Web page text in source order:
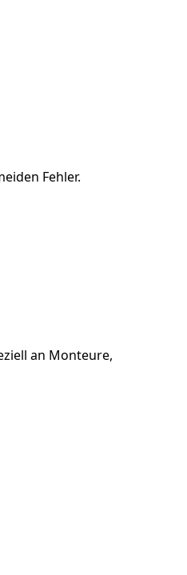
Fehler.
an Monteure,